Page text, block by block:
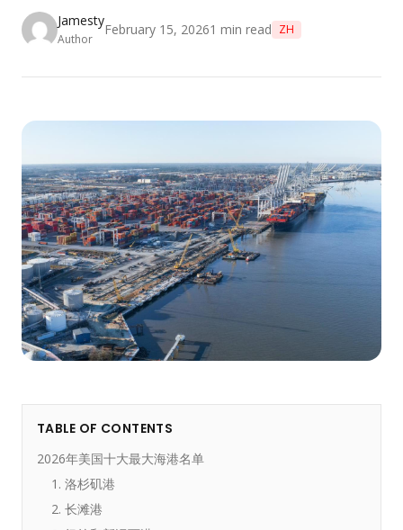
Jamesty
Author
February 15, 20261 min read ZH
TABLE OF CONTENTS
2026年美国十大最大海港名单
1. 洛杉矶港
2. 长滩港